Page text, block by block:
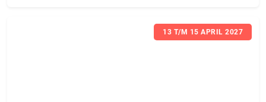
13 T/M 15 APRIL 2027